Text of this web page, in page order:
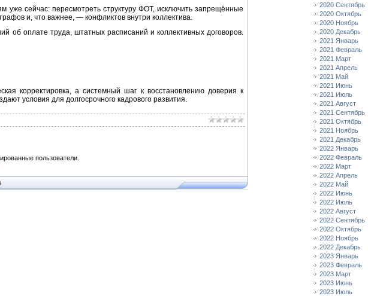
уже сейчас: пересмотреть структуру ФОТ, исключить запрещённые
и, что важнее, — конфликтов внутри коллектива.
об оплате труда, штатных расписаний и коллективных договоров.
корректировка, а системный шаг к восстановлению доверия к
условия для долгосрочного кадрового развития.
пользователи.
2020 Сентябрь
2020 Октябрь
2020 Ноябрь
2020 Декабрь
2021 Январь
2021 Февраль
2021 Март
2021 Апрель
2021 Май
2021 Июнь
2021 Июль
2021 Август
2021 Сентябрь
2021 Октябрь
2021 Ноябрь
2021 Декабрь
2022 Январь
2022 Февраль
2022 Март
2022 Апрель
2022 Май
2022 Июнь
2022 Июль
2022 Август
2022 Сентябрь
2022 Октябрь
2022 Ноябрь
2022 Декабрь
2023 Январь
2023 Февраль
2023 Март
2023 Июнь
2023 Июль